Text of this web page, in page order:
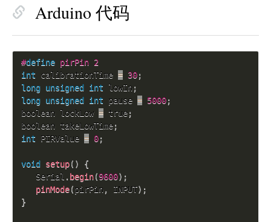
Arduino 代码
#define pirPin 2
int calibrationTime = 30;
long unsigned int lowIn;
long unsigned int pause = 5000;
boolean lockLow = true;
boolean takeLowTime;
int PIRValue = 0;
void setup( )
{
   Serial
. begin(9600) ;
pinMode(pirPin, INPUT) ;
}